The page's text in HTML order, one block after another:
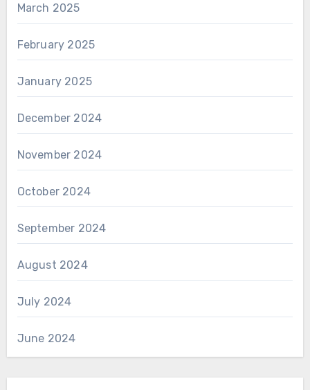
March 2025
February 2025
January 2025
December 2024
November 2024
October 2024
September 2024
August 2024
July 2024
June 2024